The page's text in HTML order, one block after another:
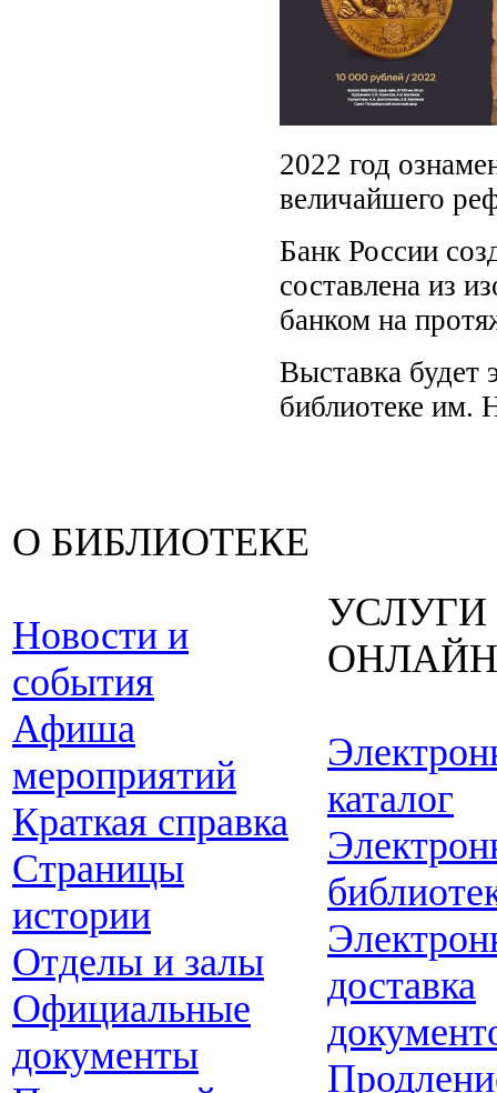
2022 год
величайшего
Банк России
составлена из
банком на
Выставка будет
библиотеке им.
О БИБЛИОТЕКЕ
Новости и
события
Афиша
мероприятий
Краткая справка
Страницы
истории
Отделы и залы
Официальные
документы
УСЛУГИ
ОНЛАЙН
каталог
доставка